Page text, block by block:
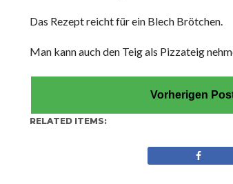
Das Rezept reicht für ein Blech Brötchen.
Man kann auch den Teig als Pizzateig
Vorherigen
RELATED ITEMS: